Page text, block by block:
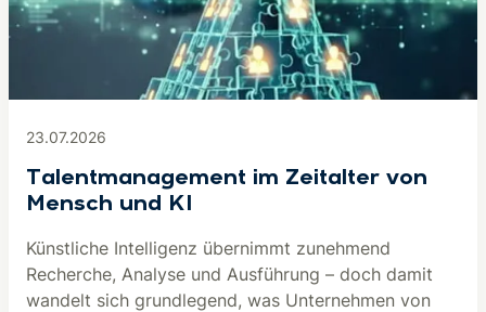
23.07.2026
Talentmanagement im Zeitalter von
Mensch und KI
Künstliche Intelligenz übernimmt zunehmend
Recherche, Analyse und Ausführung – doch damit
wandelt sich grundlegend, was Unternehmen von